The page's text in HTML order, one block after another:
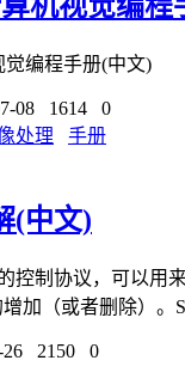
觉编程手册(中文)
08 1614
0
处理
手册
(中文)
控制协议，可以用
加（或者删除）。
26 2150
0